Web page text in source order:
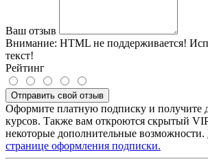
Ваш отзыв
Внимание: HTML не поддерживается!
текст!
Рейтинг
Отправить свой отзыв
Оформите платную подписку и получите
курсов. Также вам откроются скрытый VIP
некоторые дополнительные возможности.
странице оформления подписки.